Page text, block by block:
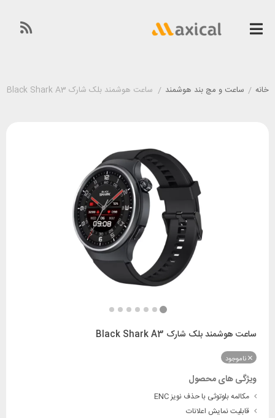
خانه / ساعت و مچ بند هوشمند / ساعت هوشمند بلک شارک Black Shark A3
ساعت هوشمند بلک شارک Black Shark A3
ناموجود
ویژگی های محصول
مکالمه بلوتوثی با حذف نویز ENC
قابلیت نمایش اعلانات